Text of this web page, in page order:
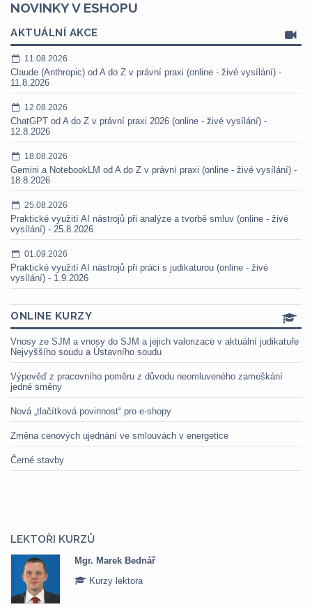
NOVINKY V ESHOPU
AKTUÁLNÍ AKCE
11.08.2026
Claude (Anthropic) od A do Z v právní praxi (online - živé vysílání) -
11.8.2026
12.08.2026
ChatGPT od A do Z v právní praxi 2026 (online - živé vysílání) -
12.8.2026
18.08.2026
Gemini a NotebookLM od A do Z v právní praxi (online - živé vysílání) -
18.8.2026
25.08.2026
Praktické využití AI nástrojů při analýze a tvorbě smluv (online - živé
vysílání) - 25.8.2026
01.09.2026
Praktické využití AI nástrojů při práci s judikaturou (online - živé
vysílání) - 1.9.2026
ONLINE KURZY
Vnosy ze SJM a vnosy do SJM a jejich valorizace v aktuální judikatuře
Nejvyššího soudu a Ústavního soudu
Výpověď z pracovního poměru z důvodu neomluveného zameškání
jedné směny
Nová „tlačítková povinnost“ pro e-shopy
Změna cenových ujednání ve smlouvách v energetice
Černé stavby
LEKTOŘI KURZŮ
Mgr. Marek Bednář
Kurzy lektora